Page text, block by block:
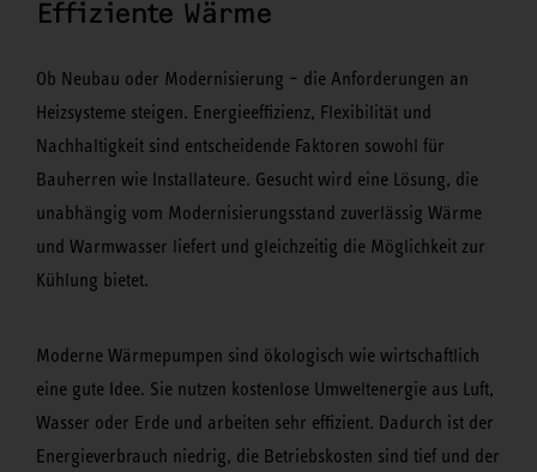
Effiziente Wärme
Ob Neubau oder Modernisierung – die Anforderungen an
Heizsysteme steigen. Energieeffizienz, Flexibilität und
Nachhaltigkeit sind entscheidende Faktoren sowohl für
Bauherren wie Installateure. Gesucht wird eine Lösung, die
unabhängig vom Modernisierungsstand zuverlässig Wärme
und Warmwasser liefert und gleichzeitig die Möglichkeit zur
Kühlung bietet.
Moderne Wärmepumpen sind ökologisch wie wirtschaftlich
eine gute Idee. Sie nutzen kostenlose Umweltenergie aus Luft,
Wasser oder Erde und arbeiten sehr effizient. Dadurch ist der
Energieverbrauch niedrig, die Betriebskosten sind tief und der